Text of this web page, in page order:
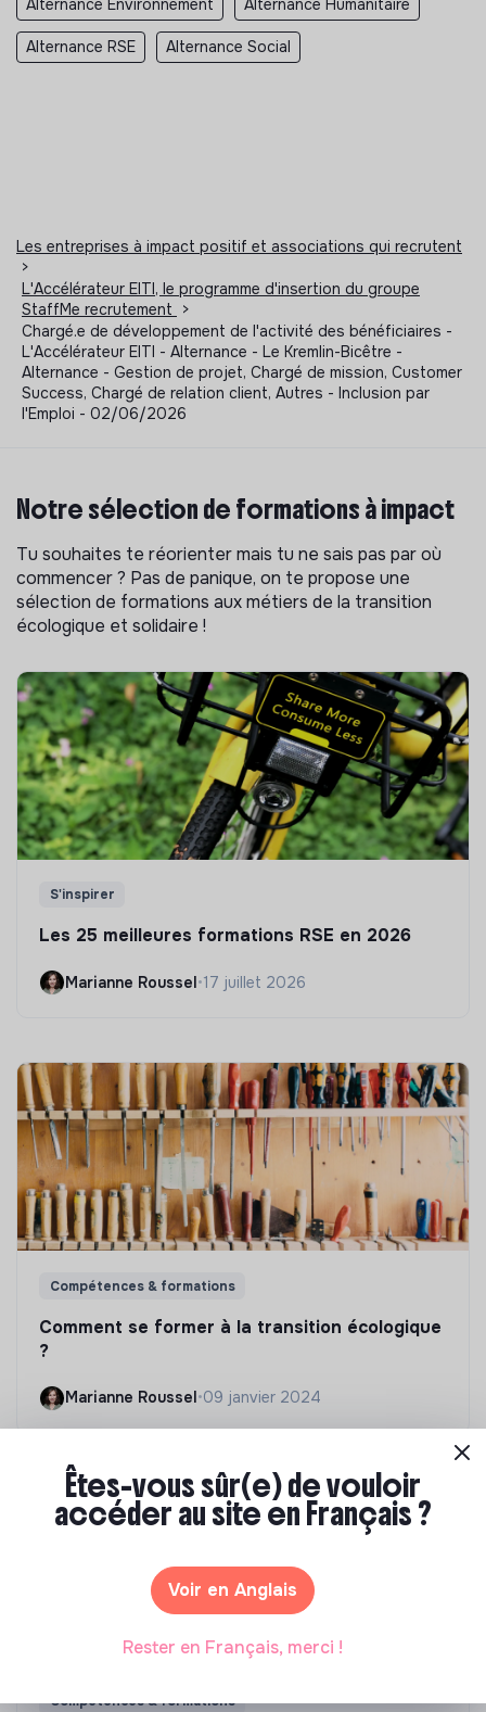
Alternance RSE Alternance Social
Les entreprises à impact positif et associations qui recrutent
>
L'Accélérateur EITI, le programme d'insertion du groupe
StaffMe recrutement
>
Chargé.e de développement de l'activité des bénéficiaires -
L'Accélérateur EITI - Alternance - Le Kremlin-Bicêtre -
Alternance - Gestion de projet, Chargé de mission, Customer
Success, Chargé de relation client, Autres - Inclusion par
l'Emploi - 02/06/2026
Notre sélection de formations à impact
Tu souhaites te réorienter mais tu ne sais pas par où
commencer ? Pas de panique, on te propose une
sélection de formations aux métiers de la transition
écologique et solidaire !
S'inspirer
Les 25 meilleures formations RSE en 2026
Marianne Roussel•17 juillet 2026
Compétences & formations
Comment se former à la transition écologique
?
Marianne Roussel •09 janvier 2024
Compétences & formations
Êtes-vous sûr(e) de vouloir
accéder au site en Français ?
Voir en Anglais
Rester en Français, merci !